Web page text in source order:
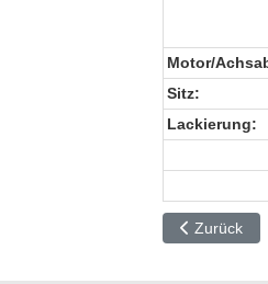
Motor/
Sitz:
Lackierung:
Vorheriger
Zurück